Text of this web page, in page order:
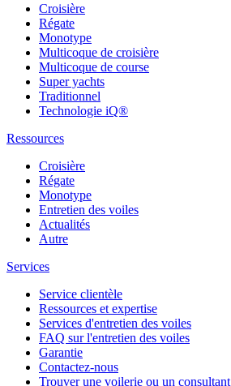
Croisière
Régate
Monotype
Multicoque de croisière
Multicoque de course
Super yachts
Traditionnel
Technologie iQ®
Ressources
Croisière
Régate
Monotype
Entretien des voiles
Actualités
Autre
Services
Service clientèle
Ressources et expertise
Services d'entretien des voiles
FAQ sur l'entretien des voiles
Garantie
Contactez-nous
Trouver une voilerie ou un consultant